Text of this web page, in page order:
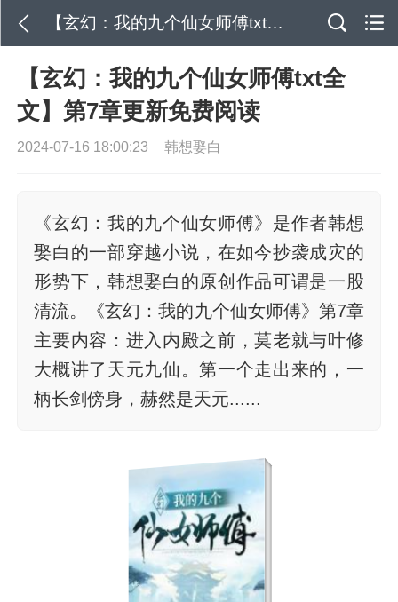
【玄幻：我的九个仙女师傅txt全文】第7章更新免费阅读
【玄幻：我的九个仙女师傅txt全
文】第7章更新免费阅读
2024-07-16 18:00:23 韩想娶白
《玄幻：我的九个仙女师傅》是作者韩想
娶白的一部穿越小说，在如今抄袭成灾的
形势下，韩想娶白的原创作品可谓是一股
清流。《玄幻：我的九个仙女师傅》第7章
主要内容：进入内殿之前，莫老就与叶修
大概讲了天元九仙。第一个走出来的，一
柄长剑傍身，赫然是天元......